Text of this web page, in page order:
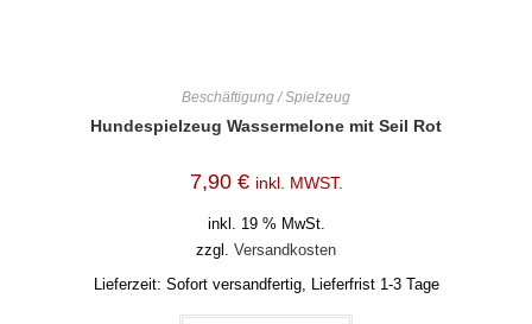
Beschäftigung / Spielzeug
Hundespielzeug Wassermelone mit Seil Rot
7,90 € inkl. MWST.
inkl. 19 % MwSt.
zzgl. Versandkosten
Lieferzeit: Sofort versandfertig, Lieferfrist 1-3 Tage